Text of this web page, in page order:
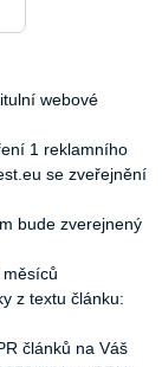
se zveřejnění